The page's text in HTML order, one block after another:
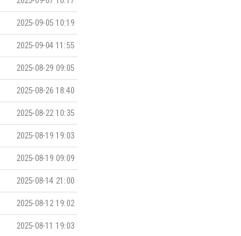
2025-09-05 10:19
2025-09-04 11:55
2025-08-29 09:05
2025-08-26 18:40
2025-08-22 10:35
2025-08-19 19:03
2025-08-19 09:09
2025-08-14 21:00
2025-08-12 19:02
2025-08-11 19:03